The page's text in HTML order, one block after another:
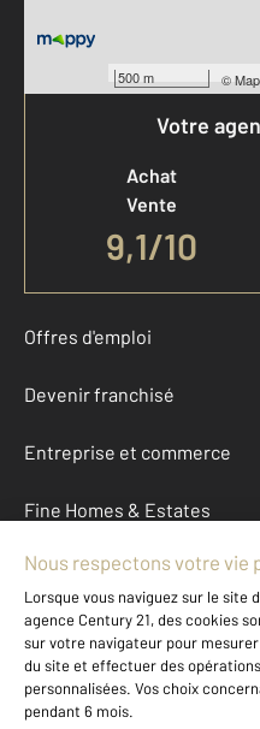
500 m ©
Votre
Achat
Vente
9,1/10
Offres d'emploi
Devenir franchisé
Entreprise et commerce
Fine Homes & Estates
À propos
International
Nous contacter